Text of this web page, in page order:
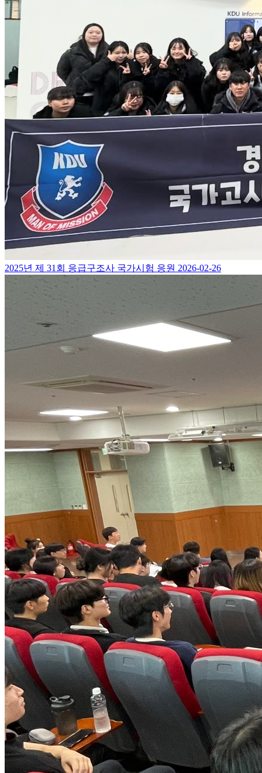
2025년 제 31회 응급구조사 국가시험 응원 2026-02-26